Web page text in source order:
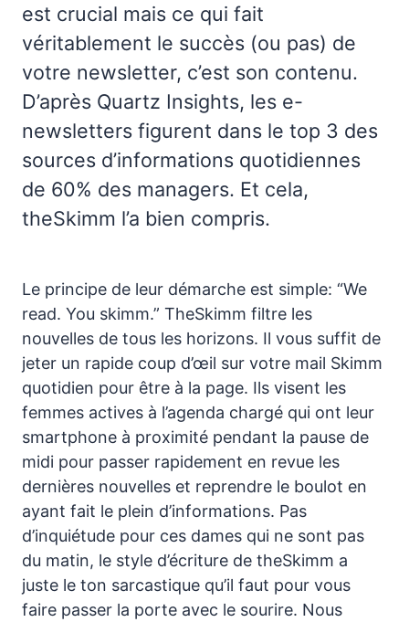
est crucial mais ce qui fait
véritablement le succès (ou pas) de
votre newsletter, c’est son contenu.
D’après Quartz Insights, les e-
newsletters figurent dans le top 3 des
sources d’informations quotidiennes
de 60% des managers. Et cela,
theSkimm l’a bien compris.
Le principe de leur démarche est simple: “We
read. You skimm.” TheSkimm filtre les
nouvelles de tous les horizons. Il vous suffit de
jeter un rapide coup d’œil sur votre mail Skimm
quotidien pour être à la page. Ils visent les
femmes actives à l’agenda chargé qui ont leur
smartphone à proximité pendant la pause de
midi pour passer rapidement en revue les
dernières nouvelles et reprendre le boulot en
ayant fait le plein d’informations. Pas
d’inquiétude pour ces dames qui ne sont pas
du matin, le style d’écriture de theSkimm a
juste le ton sarcastique qu’il faut pour vous
faire passer la porte avec le sourire. Nous